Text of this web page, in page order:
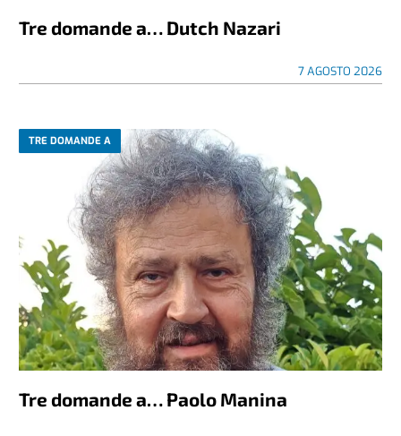
Tre domande a… Dutch Nazari
7 AGOSTO 2026
TRE DOMANDE A
Tre domande a… Paolo Manina